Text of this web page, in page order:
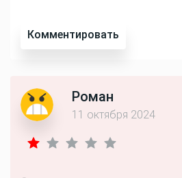
Комментировать
Роман
11 октября 2024